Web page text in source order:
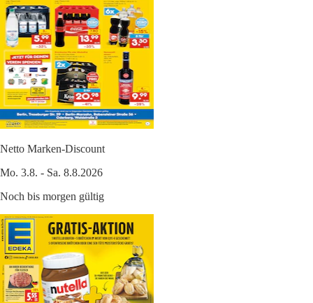
Netto Marken-Discount
Mo. 3.8. - Sa. 8.8.2026
Noch bis morgen gültig